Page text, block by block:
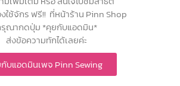
ใช้จักร ฟรี!! ที่หน้าร้าน Pinn Shop
ณากดปุ่ม *คุยกับแอดมิน*
ส่งข้อความทักได้เลยค่ะ
บแอดมินเพจ Pinn Sewing